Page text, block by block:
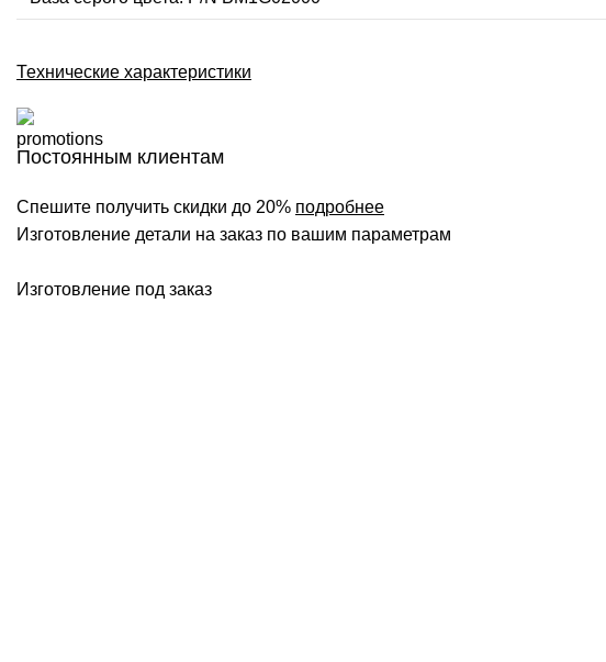
Технические характеристики
Постоянным клиентам
Спешите получить скидки до 20% подробнее
Изготовление детали на заказ по вашим параметрам
Изготовление под заказ